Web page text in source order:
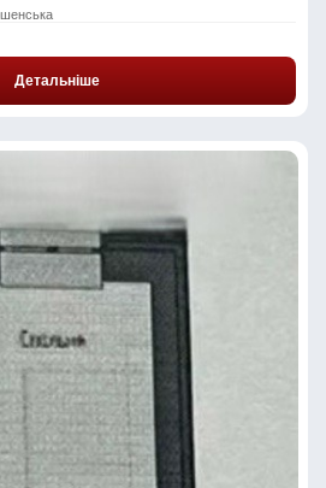
Детальніше